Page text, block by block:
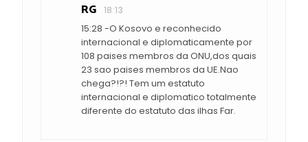
RG 18:13
15:28 -O Kosovo e reconhecido
internacional e diplomaticamente por
108 paises membros da ONU,dos quais
23 sao paises membros da UE.Nao
chega?!?! Tem um estatuto
internacional e diplomatico totalmente
diferente do estatuto das ilhas Far.